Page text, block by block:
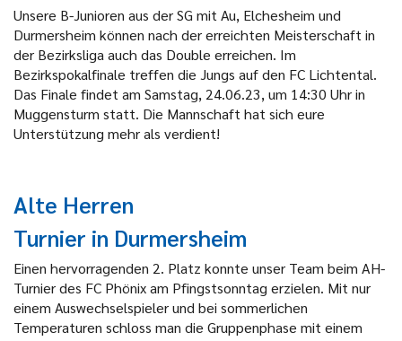
Unsere B-Junioren aus der SG mit Au, Elchesheim und
Durmersheim können nach der erreichten Meisterschaft in
der Bezirksliga auch das Double erreichen. Im
Bezirkspokalfinale treffen die Jungs auf den FC Lichtental.
Das Finale findet am Samstag, 24.06.23, um 14:30 Uhr in
Muggensturm statt. Die Mannschaft hat sich eure
Unterstützung mehr als verdient!
Alte Herren
Turnier in Durmersheim
Einen hervorragenden 2. Platz konnte unser Team beim AH-
Turnier des FC Phönix am Pfingstsonntag erzielen. Mit nur
einem Auswechselspieler und bei sommerlichen
Temperaturen schloss man die Gruppenphase mit einem